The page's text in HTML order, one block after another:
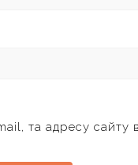
та адресу сайту